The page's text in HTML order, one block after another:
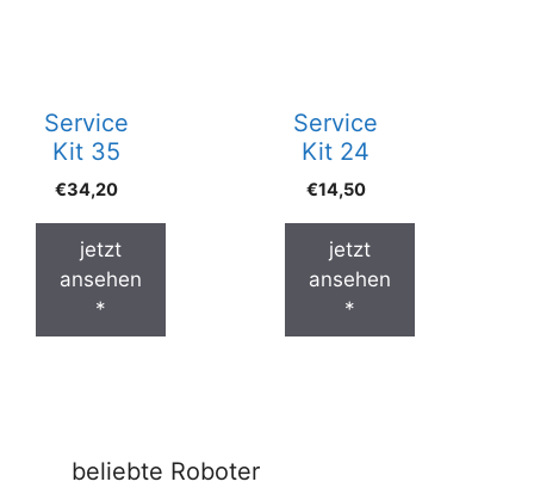
Service
Kit 35
€34,20
jetzt
ansehen
*
Service
Kit 24
€14,50
jetzt
ansehen
*
beliebte Roboter